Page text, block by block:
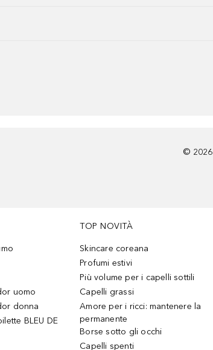
© 2026
uomo
donna
BLEU DE
TOP NOVITÀ
Skincare coreana
Profumi estivi
Più volume per i capelli sottili
Capelli grassi
Amore per i ricci: mantenere la
permanente
Borse sotto gli occhi
Capelli spenti